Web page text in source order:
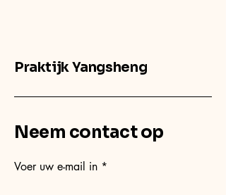
Praktijk Yangsheng
Neem contact op
Voer uw e-mail in